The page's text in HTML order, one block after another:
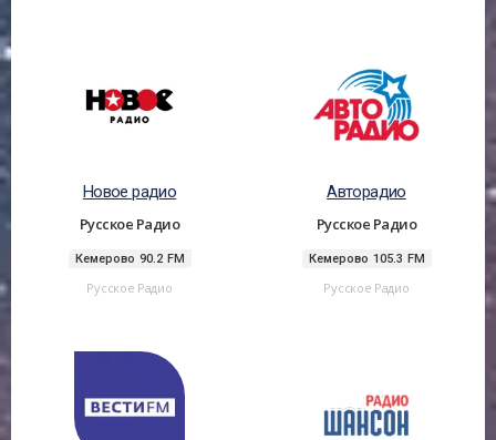
Новое радио
Русское Радио
Кемерово 90.2 FM
Русское Радио
Авторадио
Русское Радио
Кемерово 105.3 FM
Русское Радио